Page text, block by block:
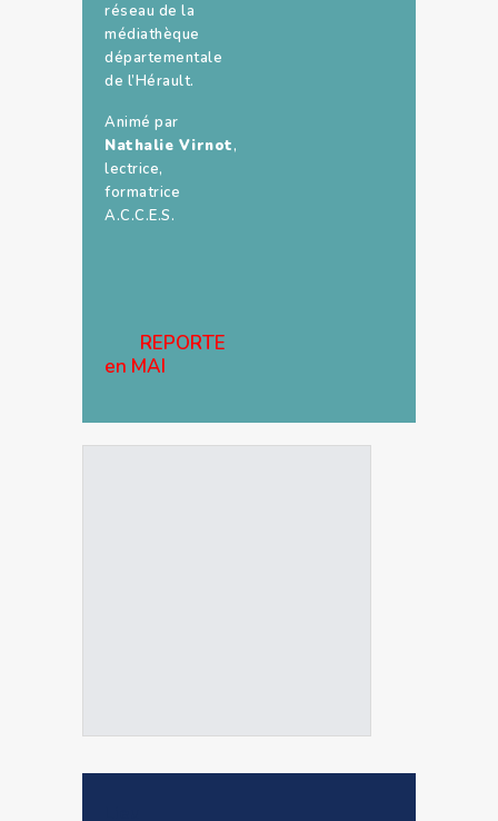
réseau de la
médiathèque
départementale
de l’Hérault.
Animé par
Nathalie Virnot,
lectrice,
formatrice
A.C.C.E.S.
REPORTE
en MAI